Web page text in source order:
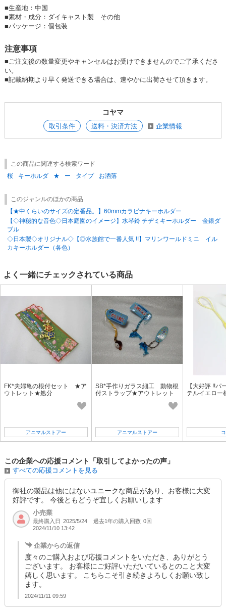
■生産地：中国
■素材・成分：ダイキャスト製 その他
■パッケージ：個包装
注意事項
■ご注文後の数量変更やキャンセルはお受けできませんのでご了承くださ
い。
■記載納期より早く発送できる場合は、速やかに出荷させて頂きます。
コヤマ
取引条件 送料・決済方法 企業情報
この商品に関連する検索ワード
桜
キーホルダ ★ ー タイプ お洒落
このジャンルのほかの商品
【★中くらいのサイズの定番品。】60mmカラビナキーホルダー
【◇神秘的な音色◇日本庭園のイメージ】水琴鈴 チヂミキーホルダー 金銀ダ
ブル
◇日本製◇オリジナル◇【◎水族館で一番人気 !!】マリンワールドミニ イル
カキーホルダー（各色）
よく一緒にチェックされている商品
FK*夫婦亀の根付セット ★ア
ウトレット★処分
アニマルストアー
SB*手作りガラス細工 動物根
付ストラップ★アウトレット
アニマルストアー
【大好評 !!パ
テルイエロー
この企業への応援コメント「取引してよかったの声」
すべての応援コメントを見る
御社の製品は他にはないユニークな商品があり、お客様に大変
好評です。 今後ともどうぞ宜しくお願いします
小売業
最終購入日 2025/5/24 過去1年の購入回数 0回
2024/11/10 13:42
企業からの返信
度々のご購入および応援コメントをいただき、ありがとう
ございます。 お客様にご好評いただいているとのこと大変
嬉しく思います。 こちらこそ引き続きよろしくお願い致し
ます。
2024/11/11 09:59